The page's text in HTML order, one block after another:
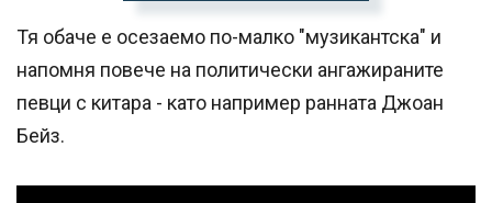
Тя обаче е осезаемо по-малко "музикантска" и
напомня повече на политически ангажираните
певци с китара - като например ранната Джоан
Бейз.